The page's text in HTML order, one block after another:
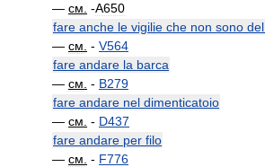
— см -A650
fare anche le vigilie che non sono del
— см - V564
fare andare la barca
— см - B279
fare andare nel dimenticatoio
— см - D437
fare andare per filo
— см - F776